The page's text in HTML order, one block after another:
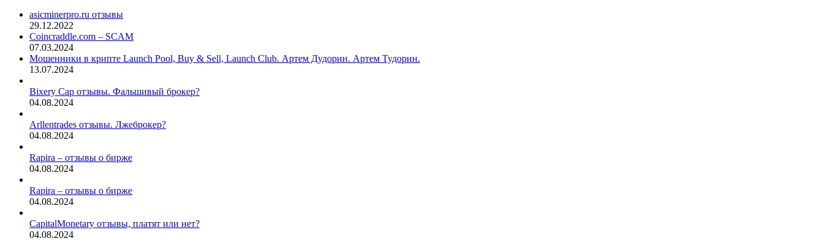
asicminerpro.ru отзывы
29.12.2022
Coincraddle.com – SCAM
07.03.2024
Мошенники в крипте Launch Pool, Buy & Sell, Launch Club. Артем Дудорин. Артем Тудорин.
13.07.2024
Bixery Cap отзывы. Фальшивый брокер?
04.08.2024
Arllentrades отзывы. Лжеброкер?
04.08.2024
Rapira – отзывы о бирже
04.08.2024
Rapira – отзывы о бирже
04.08.2024
CapitalMonetary отзывы, платят или нет?
04.08.2024